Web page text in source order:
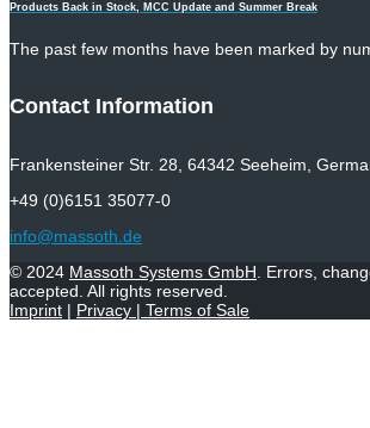
Products Back in Stock, MCC Update and Summer Break
The past few months have been marked by
Contact Information
Frankensteiner Str. 28, 64342 Seeheim,
+49 (0)6151 35077-0
info@massoth.de
© 2024 Massoth Systems GmbH . Errors,
accepted. All rights reserved.
Imprint | Privacy | Terms of Sale